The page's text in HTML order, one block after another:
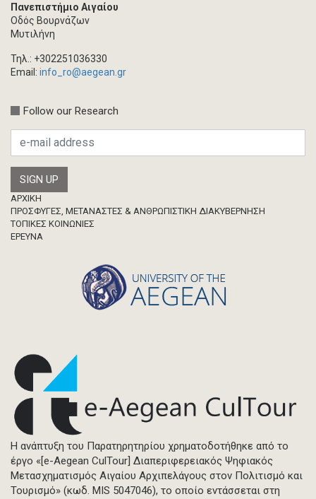
Πανεπιστήμιο Αιγαίου
Οδός Βουρνάζων
Μυτιλήνη
Τηλ.: +302251036330
Email: info_ro@aegean.gr
Follow our Research
Footer
ΑΡΧΙΚΗ
ΠΡΟΣΦΥΓΕΣ, ΜΕΤΑΝΑΣΤΕΣ & ΑΝΘΡΩΠΙΣΤΙΚΗ ΔΙΑΚΥΒΕΡΝΗΣΗ
ΤΟΠΙΚΕΣ ΚΟΙΝΩΝΙΕΣ
ΈΡΕΥΝΑ
Η ανάπτυξη του Παρατηρητηρίου χρηματοδοτήθηκε από το
έργο «[e-Aegean CulTour] Διαπεριφερειακός Ψηφιακός
Μετασχηματισμός Αιγαίου Αρχιπελάγους στον Πολιτισμό και
Τουρισμό» (κωδ. MIS 5047046), το οποίο εντάσσεται στη